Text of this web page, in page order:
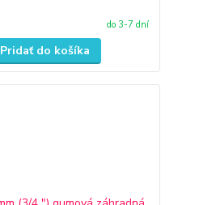
do 3-7 dní
Pridať do košíka